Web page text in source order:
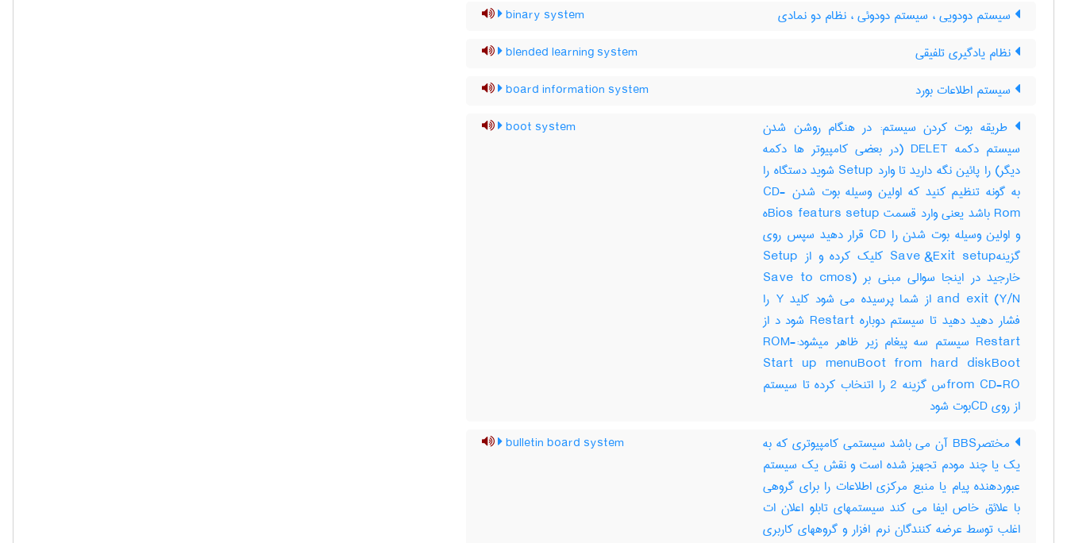
سیستم دودویی ، سیستم دودوئی ، نظام دو نمادی binary system
نظام یادگیری تلفیقی blended learning system
سیستم اطلاعات بورد board information system
طریقه بوت کردن سیستم: در هنگام روشن شدن
سیستم دکمه DELET (در بعضی کامپیوتر ها دکمه
دیگر) را پائین نگه دارید تا وارد Setup شوید دستگاه را
به گونه تنظیم کنید که اولین وسیله بوت شدن CD-
Rom باشد یعنی وارد قسمت Bios featurs setupه
و اولین وسیله بوت شدن را CD قرار دهید سپس روی
گزینهSave &Exit setup کلیک کرده و از Setup
خارجید در اینجا سوالی مبنی بر (Save to cmos
and exit (Y/N از شما پرسیده می شود کلید Y را
فشار دهید دهید تا سیستم دوباره Restart شود د از
Restart سیستم سه پیغام زیر ظاهر میشود:-ROM
Start up menuBoot from hard diskBoot
from CD-ROس گزینه 2 را اتنخاب کرده تا سیستم
از روی CDبوت شود
boot system
مختصرBBS آن می باشد سیستمی کامپیوتری که به
یک یا چند مودم تجهیز شده است و نقش یک سیستم
عبوردهنده پیام یا منبع مرکزی اطلاعات را برای گروهی
با علائق خاص ایفا می کند سیستمهای تابلو اعلان ات
اغلب توسط عرضه کنندگان نرم افزار و گروههای کاربری
bulletin board system